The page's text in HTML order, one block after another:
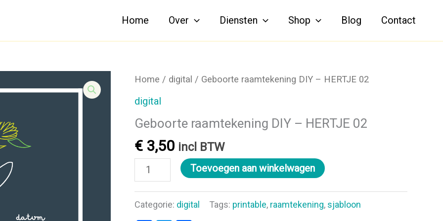
Home Over Diensten Shop Blog Contact
Home / digital / Geboorte raamtekening DIY – HERTJE 02
digital
Geboorte raamtekening DIY – HERTJE 02
€ 3,50 incl BTW
Geboorte
raamtekening
DIY
Toevoegen aan winkelwagen
Categorie: digital Tags: printable, raamtekening, sjabloon